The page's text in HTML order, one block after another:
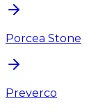
Porcea Stone
Preverco